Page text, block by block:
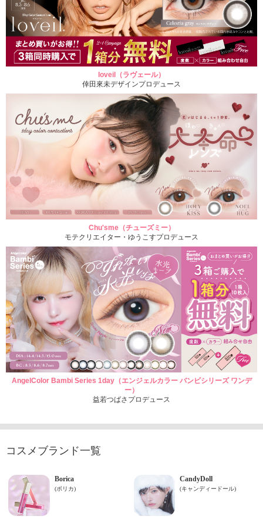
loveil（ラヴェール）
倖田來未デザインプロデュース
Chu'sme（チューズミー）
モテクリエイター・ゆうこすプロデュース
AngelColor Bambi Series 1day（エンジェルカラー バンビシリーズ ワンデ
ー）
益若つばさプロデュース
コスメブランド一覧